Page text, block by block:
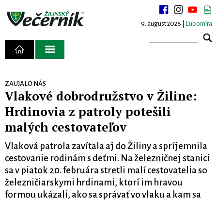
9. august 2026 | Ľubomíra
ZAUJALO NÁS
Vlakové dobrodružstvo v Žiline:
Hrdinovia z patroly potešili
malých cestovateľov
Vlaková patrola zavítala aj do Žiliny a spríjemnila
cestovanie rodinám s deťmi. Na železničnej stanici
sa v piatok 20. februára stretli malí cestovatelia so
železničiarskymi hrdinami, ktorí im hravou
formou ukázali, ako sa správať vo vlaku a kam sa